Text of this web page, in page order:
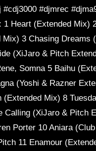
#cdj3000 #djmrec
1 Heart (Extended Mix)
Mix) 3 Chasing Dreams
(XiJaro & Pitch
Somna 5 Baihu
(Yoshi & Razner
(Extended Mix) 8
Calling (XiJaro & Pitch
Porter 10 Aniara
11 Enamour